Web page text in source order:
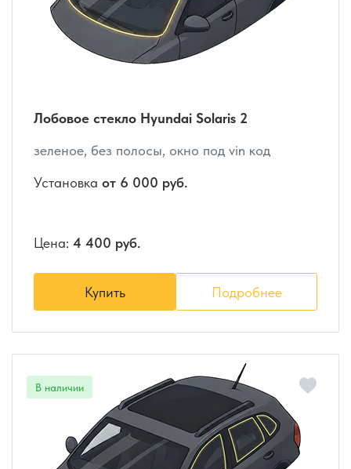
Лобовое стекло Hyundai Solaris 2
зеленое, без полосы, окно под vin код
Установка от 6 000 руб.
Цена: 4 400 руб.
Купить Подробнее